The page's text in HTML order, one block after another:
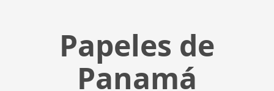
Papeles de
Panamá